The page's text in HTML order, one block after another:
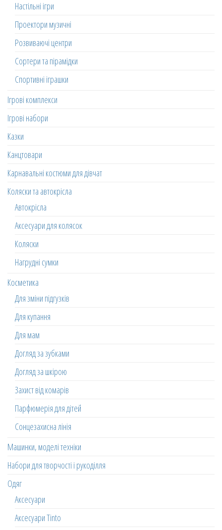
Настільні ігри
Проектори музичні
Розвиваючі центри
Сортери та пірамідки
Спортивні іграшки
Ігрові комплекси
Ігрові набори
Казки
Канцтовари
Карнавальні костюми для дівчат
Коляски та автокрісла
Автокрісла
Аксесуари для колясок
Коляски
Нагрудні сумки
Косметика
Для зміни підгузків
Для купання
Для мам
Догляд за зубками
Догляд за шкірою
Захист від комарів
Парфюмерія для дітей
Сонцезахисна лінія
Машинки, моделі техніки
Набори для творчості і рукоділля
Одяг
Аксесуари
Аксесуари Tinto